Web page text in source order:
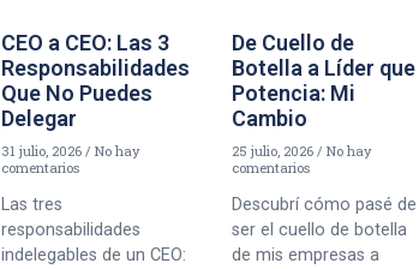
CEO a CEO: Las 3
Responsabilidades
Que No Puedes
Delegar
31 julio, 2026
No hay
comentarios
Las tres
responsabilidades
indelegables de un CEO:
De Cuello de
Botella a Líder que
Potencia: Mi
Cambio
25 julio, 2026 No hay
comentarios
Descubrí cómo pasé de
ser el cuello de botella
de mis empresas a